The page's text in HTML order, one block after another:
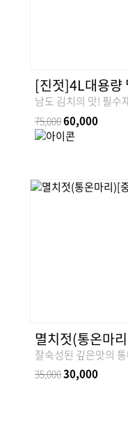
75,00060,000
35,00030,000